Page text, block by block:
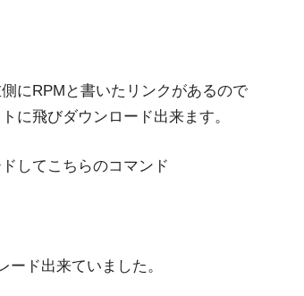
にRPMと書いたリンクがあるので
に飛びダウンロード出来ます。
してこちらのコマンド
ド出来ていました。